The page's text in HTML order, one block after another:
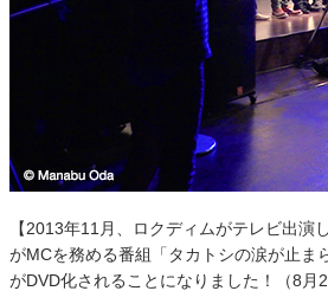
【2013年11月、ロクディムがテレビ出演
がMCを務める番組「タカトシの涙が止ま
がDVD化されることになりました！（8月